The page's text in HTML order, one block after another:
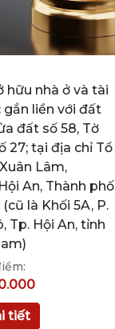
hữu nhà ở và tài
gắn liền với đất
đất số 58, Tờ
27; tại địa chỉ Tổ
Lâm,
An, Thành phố
là Khối 5A, P.
Tp. Hội An, tỉnh
tiết